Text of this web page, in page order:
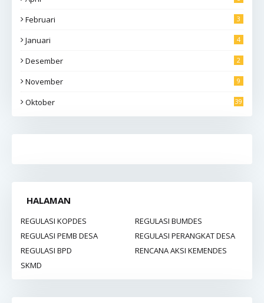
Februari 3
Januari 4
Desember 2
November 9
Oktober 39
HALAMAN
REGULASI KOPDES
REGULASI BUMDES
REGULASI PEMB DESA
REGULASI PERANGKAT DESA
REGULASI BPD
RENCANA AKSI KEMENDES
SKMD